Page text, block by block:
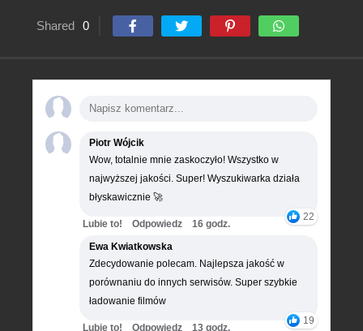
Shared 0
Piotr Wójcik
Wow, totalnie mnie zaskoczyło! Wszystko w
najwyższej jakości. Super! Wyszukiwarka działa
błyskawicznie 🚀
22
Lubie to! Odpowiedz
16 godz.
Ewa Kwiatkowska
Zdecydowanie polecam. Najlepsza jakość w
porównaniu do innych serwisów. Super szybkie
ładowanie filmów
19
Lubie to! Odpowiedz
13 godz.